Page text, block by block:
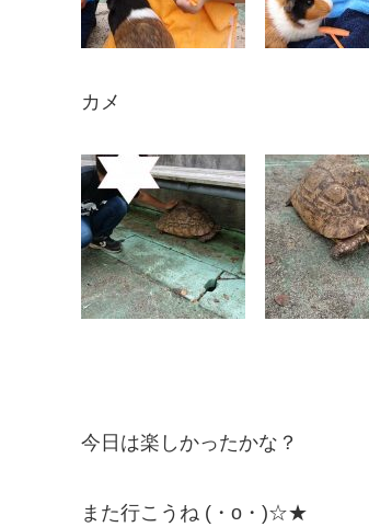
カメ
今日は楽しかったかな？
また行こうね (・o・)☆★